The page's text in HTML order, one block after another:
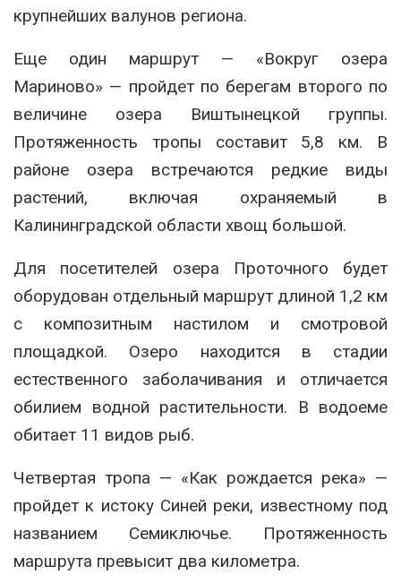
крупнейших валунов региона.
Еще один маршрут — «Вокруг озера
Мариново» — пройдет по берегам второго по
величине озера Виштынецкой группы.
Протяженность тропы составит 5,8 км. В
районе озера встречаются редкие виды
растений, включая охраняемый в
Калининградской области хвощ большой.
Для посетителей озера Проточного будет
оборудован отдельный маршрут длиной 1,2 км
с композитным настилом и смотровой
площадкой. Озеро находится в стадии
естественного заболачивания и отличается
обилием водной растительности. В водоеме
обитает 11 видов рыб.
Четвертая тропа — «Как рождается река» —
пройдет к истоку Синей реки, известному под
названием Семиключье. Протяженность
маршрута превысит два километра.